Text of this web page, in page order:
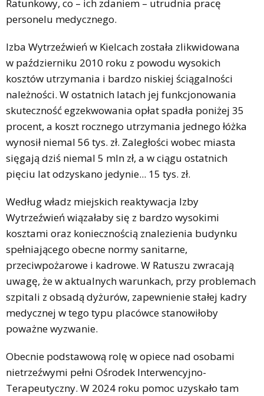
Ratunkowy, co – ich zdaniem – utrudnia pracę
personelu medycznego.
Izba Wytrzeźwień w Kielcach została zlikwidowana
w październiku 2010 roku z powodu wysokich
kosztów utrzymania i bardzo niskiej ściągalności
należności. W ostatnich latach jej funkcjonowania
skuteczność egzekwowania opłat spadła poniżej 35
procent, a koszt rocznego utrzymania jednego łóżka
wynosił niemal 56 tys. zł. Zaległości wobec miasta
sięgają dziś niemal 5 mln zł, a w ciągu ostatnich
pięciu lat odzyskano jedynie... 15 tys. zł.
Według władz miejskich reaktywacja Izby
Wytrzeźwień wiązałaby się z bardzo wysokimi
kosztami oraz koniecznością znalezienia budynku
spełniającego obecne normy sanitarne,
przeciwpożarowe i kadrowe. W Ratuszu zwracają
uwagę, że w aktualnych warunkach, przy problemach
szpitali z obsadą dyżurów, zapewnienie stałej kadry
medycznej w tego typu placówce stanowiłoby
poważne wyzwanie.
Obecnie podstawową rolę w opiece nad osobami
nietrzeźwymi pełni Ośrodek Interwencyjno-
Terapeutyczny. W 2024 roku pomoc uzyskało tam